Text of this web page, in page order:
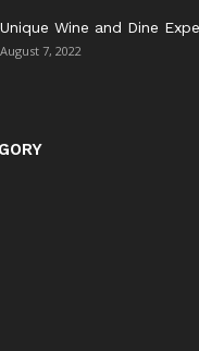
Unique Wine and Dine
August 7, 2022